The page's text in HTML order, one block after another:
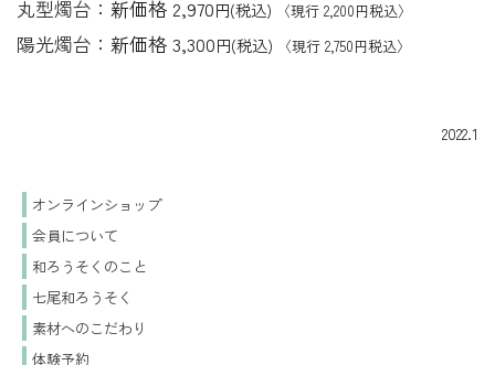
丸型燭台 ：新価格 2,970円(税込) 〈現行 2,200円税込〉
陽光燭台 ：新価格 3,300円(税込) 〈現行 2,750円税込〉
2022.1
オンラインショップ
会員について
和ろうそくのこと
七尾和ろうそく
素材へのこだわり
体験予約